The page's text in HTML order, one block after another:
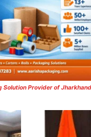
Solution Provider of Jharkhand